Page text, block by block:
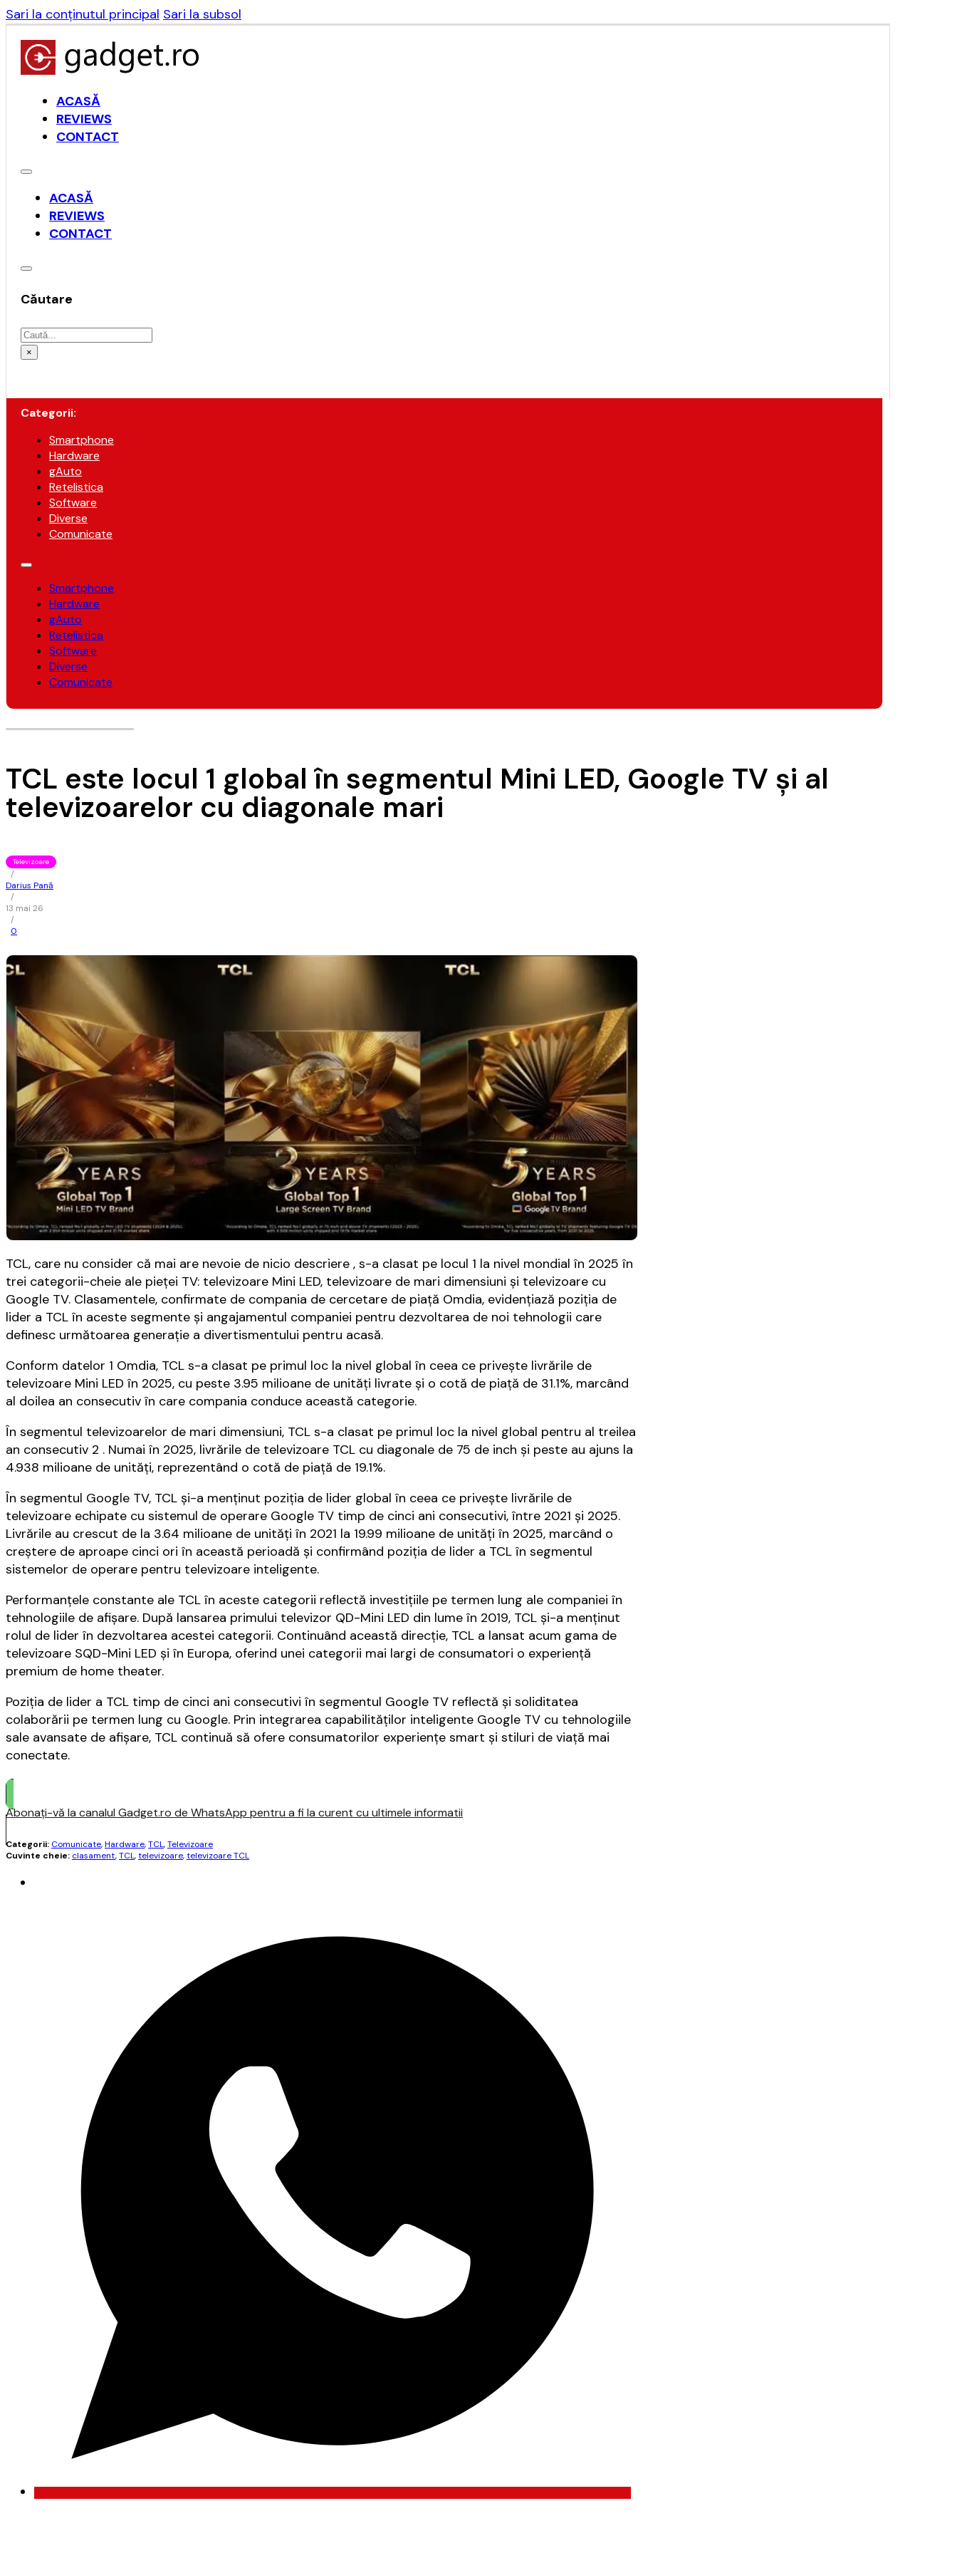
Sari la conținutul principal Sari la subsol
ACASĂ
REVIEWS
CONTACT
ACASĂ
REVIEWS
CONTACT
Căutare
Caută
×
Categorii:
Smartphone
Hardware
gAuto
Retelistica
Software
Diverse
Comunicate
Smartphone
Hardware
gAuto
Retelistica
Software
Diverse
Comunicate
TCL este locul 1 global în segmentul Mini LED, Google TV și al
televizoarelor cu diagonale mari
Televizoare
/
Darius Pană
/
13 mai 26
/
0
TCL, care nu consider că mai are nevoie de nicio descriere , s-a clasat pe locul 1 la nivel mondial în 2025 în
trei categorii-cheie ale pieței TV: televizoare Mini LED, televizoare de mari dimensiuni și televizoare cu
Google TV. Clasamentele, confirmate de compania de cercetare de piață Omdia, evidențiază poziția de
lider a TCL în aceste segmente și angajamentul companiei pentru dezvoltarea de noi tehnologii care
definesc următoarea generație a divertismentului pentru acasă.
Conform datelor 1 Omdia, TCL s-a clasat pe primul loc la nivel global în ceea ce privește livrările de
televizoare Mini LED în 2025, cu peste 3.95 milioane de unități livrate și o cotă de piață de 31.1%, marcând
al doilea an consecutiv în care compania conduce această categorie.
În segmentul televizoarelor de mari dimensiuni, TCL s-a clasat pe primul loc la nivel global pentru al treilea
an consecutiv 2 . Numai în 2025, livrările de televizoare TCL cu diagonale de 75 de inch și peste au ajuns la
4.938 milioane de unități, reprezentând o cotă de piață de 19.1%.
În segmentul Google TV, TCL și-a menținut poziția de lider global în ceea ce privește livrările de
televizoare echipate cu sistemul de operare Google TV timp de cinci ani consecutivi, între 2021 și 2025.
Livrările au crescut de la 3.64 milioane de unități în 2021 la 19.99 milioane de unități în 2025, marcând o
creștere de aproape cinci ori în această perioadă și confirmând poziția de lider a TCL în segmentul
sistemelor de operare pentru televizoare inteligente.
Performanțele constante ale TCL în aceste categorii reflectă investițiile pe termen lung ale companiei în
tehnologiile de afișare. După lansarea primului televizor QD-Mini LED din lume în 2019, TCL și-a menținut
rolul de lider în dezvoltarea acestei categorii. Continuând această direcție, TCL a lansat acum gama de
televizoare SQD-Mini LED și în Europa, oferind unei categorii mai largi de consumatori o experiență
premium de home theater.
Poziția de lider a TCL timp de cinci ani consecutivi în segmentul Google TV reflectă și soliditatea
colaborării pe termen lung cu Google. Prin integrarea capabilităților inteligente Google TV cu tehnologiile
sale avansate de afișare, TCL continuă să ofere consumatorilor experiențe smart și stiluri de viață mai
conectate.
Abonați-vă la canalul Gadget.ro de WhatsApp pentru a fi la curent cu ultimele informatii
Categorii: Comunicate,Hardware,TCL,Televizoare
Cuvinte cheie: clasament,TCL,televizoare,televizoare TCL